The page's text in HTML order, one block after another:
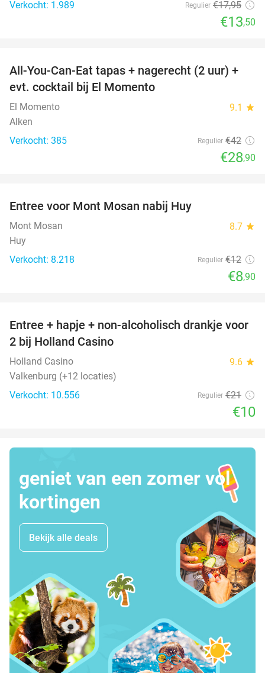
Verkocht: 1.989
Regulier €17,95
€13,50
31%
All-You-Can-Eat tapas + nagerecht (2 uur) +
evt. cocktail bij El Momento
El Momento 9.1 star
Alken
Verkocht: 385
Regulier €42
€28,90
Entree voor Mont Mosan nabij Huy
Mont Mosan 8.7 star
Huy
Verkocht: 8.218
Regulier €12
€8,90
52%
Entree + hapje + non-alcoholisch drankje voor
2 bij Holland Casino
Holland Casino 9.6 star
Valkenburg (+12 locaties)
Verkocht: 10.556
Regulier €21
€10
geniet van een zomer vol
kortingen
Bekijk alle deals